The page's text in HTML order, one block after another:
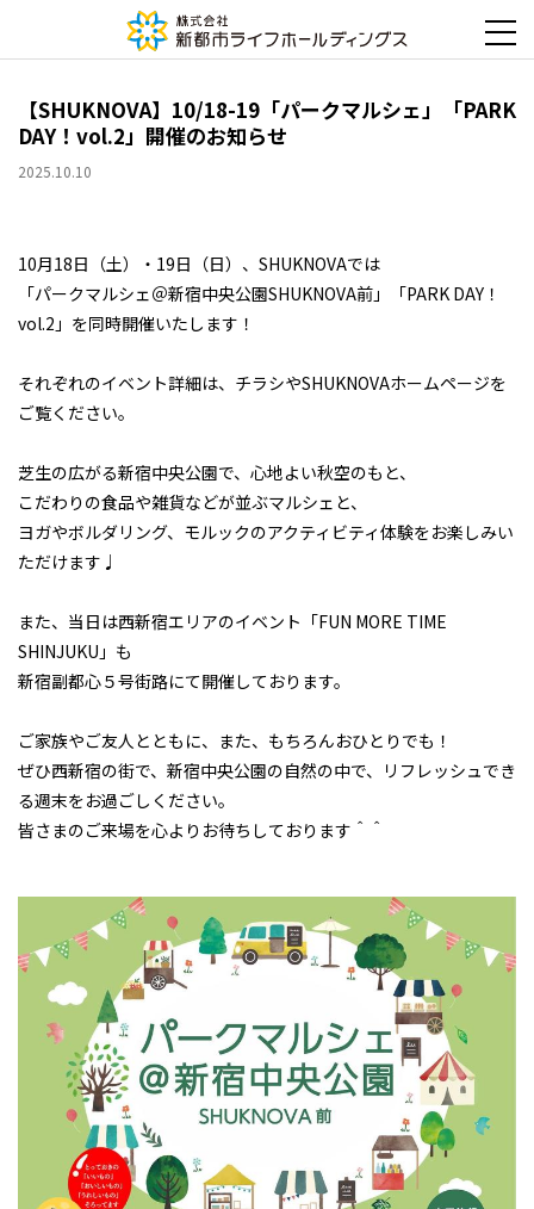
【SHUKNOVA】10/18-19「パークマルシェ」「PARK
DAY！vol.2」開催のお知らせ
2025.10.10
10月18日（土）・19日（日）、SHUKNOVAでは
「パークマルシェ＠新宿中央公園SHUKNOVA前」「PARK DAY！
vol.2」を同時開催いたします！
それぞれのイベント詳細は、チラシやSHUKNOVAホームページを
ご覧ください。
芝生の広がる新宿中央公園で、心地よい秋空のもと、
こだわりの食品や雑貨などが並ぶマルシェと、
ヨガやボルダリング、モルックのアクティビティ体験をお楽しみい
ただけます♩
また、当日は西新宿エリアのイベント「FUN MORE TIME
SHINJUKU」も
新宿副都心５号街路にて開催しております。
ご家族やご友人とともに、また、もちろんおひとりでも！
ぜひ西新宿の街で、新宿中央公園の自然の中で、リフレッシュでき
る週末をお過ごしください。
皆さまのご来場を心よりお待ちしております＾＾